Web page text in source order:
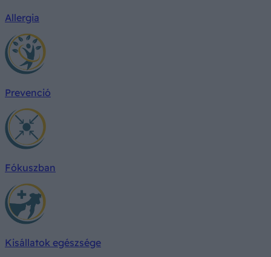
Allergia
Prevenció
Fókuszban
Kisállatok egészsége